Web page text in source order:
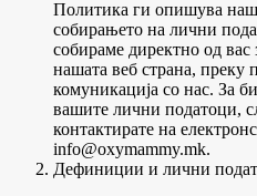
Политика ги опишува
собирањето на лични
собираме директно од вас
нашата веб страна, преку
комуникација со нас. За
вашите лични податоци,
контактирате на
info@оxymammy.mk.
Дефиниции и лични